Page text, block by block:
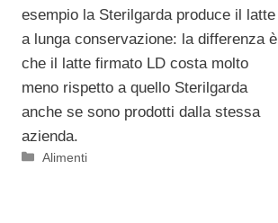
esempio la Sterilgarda produce il latte
a lunga conservazione: la differenza è
che il latte firmato LD costa molto
meno rispetto a quello Sterilgarda
anche se sono prodotti dalla stessa
azienda.
Categorie
Alimenti